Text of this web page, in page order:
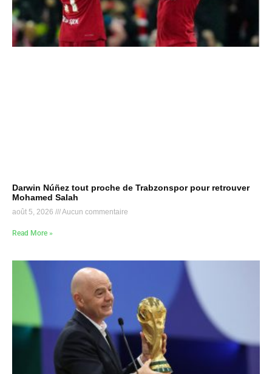
Darwin Núñez tout proche de Trabzonspor pour retrouver
Mohamed Salah
août 5, 2026 Aucun commentaire
Read More »